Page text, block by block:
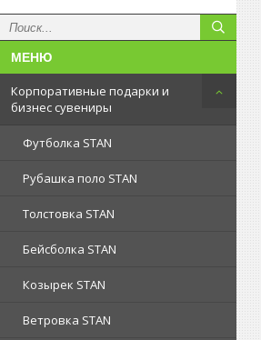
Корпоративные подарки и
бизнес сувениры
Футболка STAN
Рубашка поло STAN
Толстовка STAN
Бейсболка STAN
Козырек STAN
Ветровка STAN